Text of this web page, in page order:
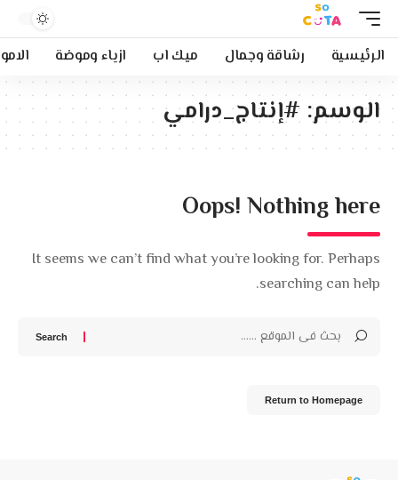
الرئيسية رشاقة وجمال ميك اب ازياء وموضة
الوسم: #إنتاج_درامي
Oops! Nothing here
It seems we can’t find what you’re looking for. Perhaps
searching can help.
Return to Homepage